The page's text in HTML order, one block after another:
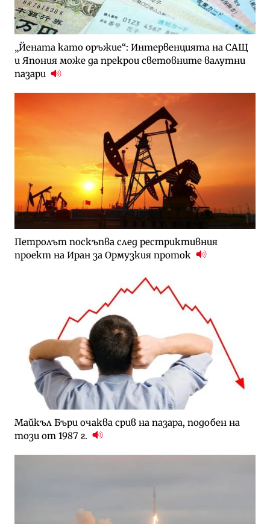
„Йената като оръжие“: Интервенцията на САЩ
и Япония може да прекрои световните валутни
пазари
Петролът поскъпва след рестриктивния
проект на Иран за Ормузкия проток
Майкъл Бъри очаква срив на пазара, подобен на
този от 1987 г.